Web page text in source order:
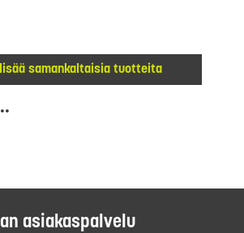
samankaltaisia tuotteita
asiakaspalvelu